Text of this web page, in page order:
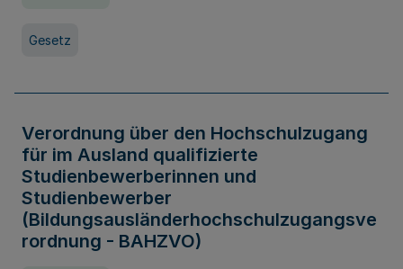
Gesetz
Verordnung über den Hochschulzugang
für im Ausland qualifizierte
Studienbewerberinnen und
Studienbewerber
(Bildungsausländerhochschulzugangsve
rordnung - BAHZVO)